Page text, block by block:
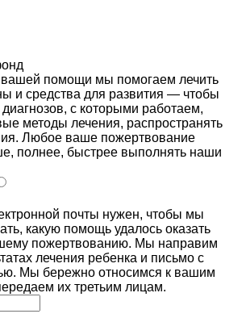
вашей помощи мы помогаем лечить
и средства для развития — чтобы
с которыми работаем,
методы лечения, распространять
Любое ваше пожертвование
полнее, быстрее выполнять наши
почты нужен, чтобы мы
какую помощь удалось оказать
пожертвованию. Мы направим
лечения ребенка и письмо с
Мы бережно относимся к вашим
их третьим лицам.